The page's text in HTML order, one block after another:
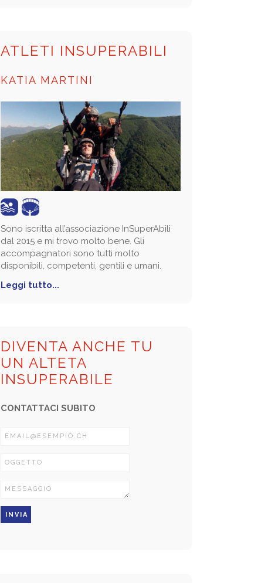
ATLETI INSUPERABILI
KATIA MARTINI
Sono iscritta all’associazione InSuperAbili
dal 2015 e mi trovo molto bene. Gli
accompagnatori sono tutti molto
disponibili, competenti, gentili e umani.
Leggi tutto...
DIVENTA ANCHE TU
UN ALTETA
INSUPERABILE
CONTATTACI SUBITO